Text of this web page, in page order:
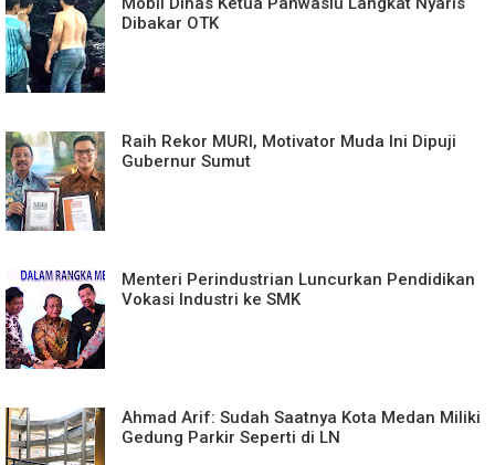
Dibakar OTK
Raih Rekor MURI, Motivator Muda Ini Dipuji
Gubernur Sumut
Menteri Perindustrian Luncurkan Pendidikan
Vokasi Industri ke SMK
Ahmad Arif: Sudah Saatnya Kota Medan Miliki
Gedung Parkir Seperti di LN